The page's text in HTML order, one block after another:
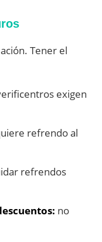
Tener el
exigen
refrendo al
refrendos
no